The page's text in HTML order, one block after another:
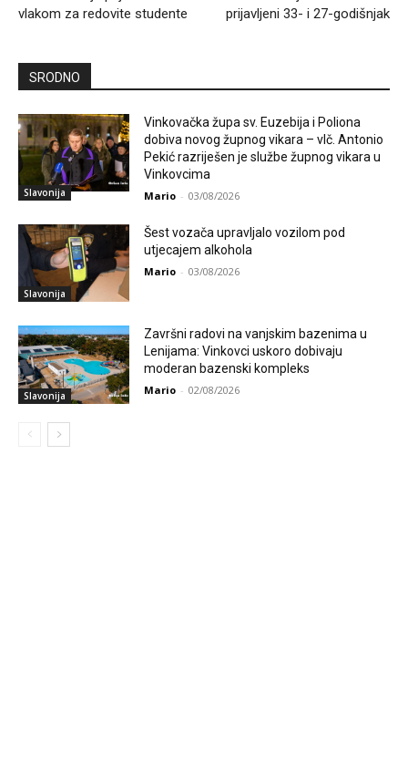
vlakom za redovite studente
prijavljeni 33- i 27-godišnjak
SRODNO
Slavonija
Vinkovačka župa sv. Euzebija i Poliona
dobiva novog župnog vikara – vlč. Antonio
Pekić razriješen je službe župnog vikara u
Vinkovcima
Mario - 03/08/2026
Slavonija
Šest vozača upravljalo vozilom pod
utjecajem alkohola
Mario - 03/08/2026
Slavonija
Završni radovi na vanjskim bazenima u
Lenijama: Vinkovci uskoro dobivaju
moderan bazenski kompleks
Mario - 02/08/2026